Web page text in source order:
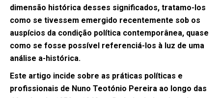
dimensão histórica desses significados, tratamo-los
como se tivessem emergido recentemente sob os
auspícios da condição política contemporânea, quase
como se fosse possível referenciá-los à luz de uma
análise a-histórica.
Este artigo incide sobre as práticas políticas e
profissionais de Nuno Teotónio Pereira ao longo das